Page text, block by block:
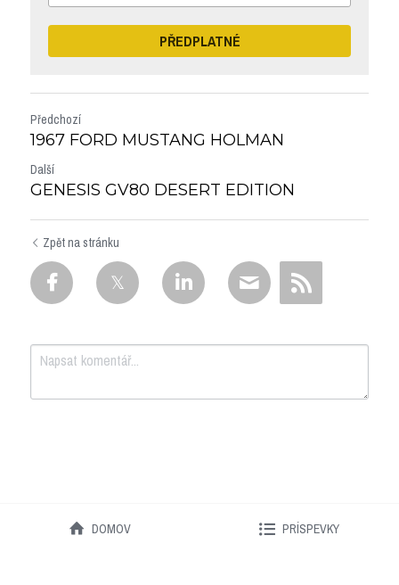
PŘEDPLATNÉ
Předchozí
1967 FORD MUSTANG HOLMAN
Další
GENESIS GV80 DESERT EDITION
Zpět na stránku
OdeslatDOMOV PRÍSPEVKY